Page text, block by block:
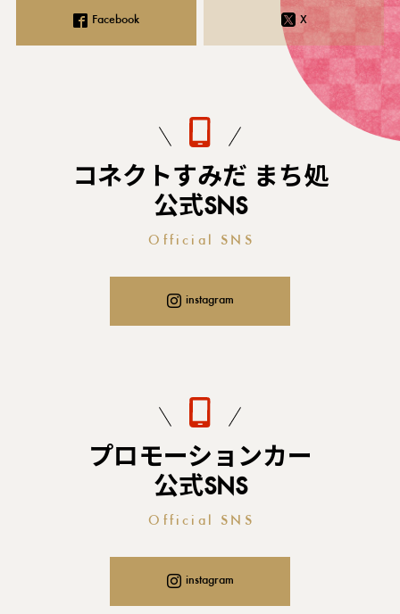
Facebook X
コネクトすみだ まち処
公式SNS
Official SNS
instagram
プロモーションカー
公式SNS
Official SNS
instagram